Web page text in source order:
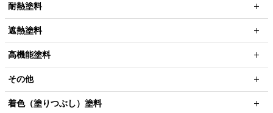
耐熱塗料
遮熱塗料
高機能塗料
その他
着色（塗りつぶし）塗料